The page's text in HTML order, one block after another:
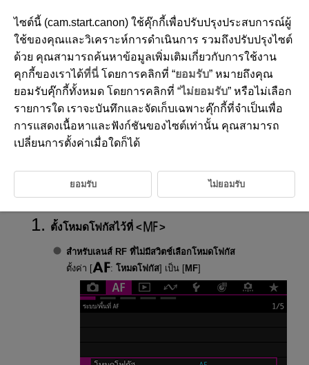
D370-126
การโฟกัสด้วยตนเอง
การตั้งค่าการเน้นสีจุดโฟกัส (เน้นเส้นขอบ)
ตัวช่วยโฟกัส
เมื่อไม่สามารถหาจุดโฟกัสโดยใช้โฟกัสอัตโนมัติได้ คุณสามารถขยายภาพและ
โฟกัสด้วยตนเอง
ตั้งโหมดโฟกัสไว้ที่
สำหรับเลนส์ RF ที่ไม่มีสวิตช์เลือกโหมดโฟกัส
ตั้งค่า [
: โหมดโฟกัส] เป็น [MF]
ไซต์นี้ (cam.start.canon) ใช้คุ๊กกี้เพื่อปรับปรุงประสบการณ์ผู้
ใช้ของคุณและวิเคราะห์การดำเนินการ รวมถึงปรับปรุงไซต์
ด้วย คุณสามารถค้นหาข้อมูลเพิ่มเติมเกี่ยวกับการใช้งาน
คุกกี้ของเราได้ที่นี่โดยการคลิกที่ “ยอมรับ” หมายถึงคุณ
ยอมรับคุ๊กกี้ทั้งหมด โดยการคลิกที่ “ไม่ยอมรับ” หรือไม่เลือก
รายการใด เราจะบันทึกและจัดเก็บเฉพาะคุ๊กกี้ที่จำเป็นเพื่อ
การแสดงเนื้อหาและฟังก์ชันของไซต์เท่านั้น คุณสามารถ
เปลี่ยนการตั้งค่าเมื่อใดก็ได้
ยอมรับ ไม่ยอมรับ